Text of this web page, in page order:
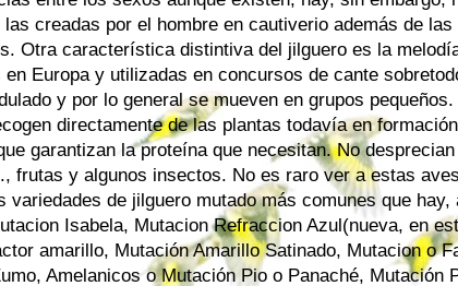
creadas por el hombre en cautiverio además de las
Otra característica distintiva del jilguero es la
Europa y utilizadas en concursos de cante
y por lo general se mueven en grupos
directamente de las plantas todavía en
garantizan la proteína que necesitan. No
frutas y algunos insectos. No es raro ver a estas
de jilguero mutado más comunes que hay,
Isabela, Mutacion Refraccion Azul(nueva, en
amarillo, Mutación Amarillo Satinado, Mutacion o
Amelanicos o Mutación Pio o Panaché, Mutación